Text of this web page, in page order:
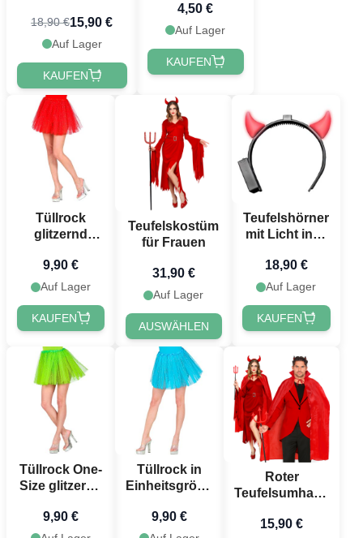
18,90 €15,90 €
Auf Lager
KAUFEN
4,50 €
Auf Lager
KAUFEN
Tüllrock
glitzernd
rot
9,90 €
Auf Lager
KAUFEN
Teufelskostüm
für Frauen
31,90 €
Auf Lager
AUSWÄHLEN
Teufelshörner
mit Licht inkl.
18,90 €
Auf Lager
KAUFEN
Tüllrock One-
Size glitzernd
9,90 €
Tüllrock in
Einheitsgröße
Türkis-Blau
9,90 €
Roter
Teufelsumhang
15,90 €